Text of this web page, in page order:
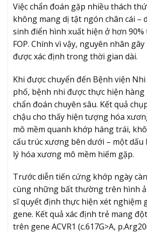
Việc chẩn đoán gặp nhiều thách
không mang dị tật ngón chân cái –
sinh điển hình xuất hiện ở hơn
FOP. Chính vì vậy, nguyên nhân
được xác định trong thời gian dài.
Khi được chuyển đến Bệnh viện
phố, bệnh nhi được thực hiện
chẩn đoán chuyên sâu. Kết quả
chậu cho thấy hiện tượng hóa
mô mềm quanh khớp háng trái,
cấu trúc xương bên dưới – một dấu
lý hóa xương mô mềm hiếm gặp.
Trước diễn tiến cứng khớp ngày
cùng những bất thường trên hình
sĩ quyết định thực hiện xét nghiệm
gene. Kết quả xác định trẻ mang
trên gene ACVR1 (c.617G>A,